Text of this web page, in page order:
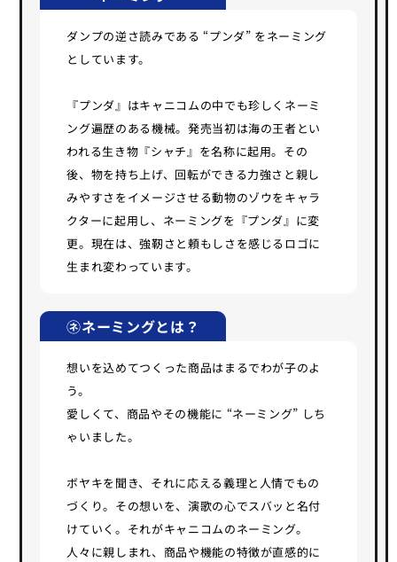
ダンプの逆さ読みである “プンダ” をネーミング
としています。
『プンダ』はキャニコムの中でも珍しくネーミ
ング遍歴のある機械。発売当初は海の王者とい
われる生き物『シャチ』を名称に起用。その
後、物を持ち上げ、回転ができる力強さと親し
みやすさをイメージさせる動物のゾウをキャラ
クターに起用し、ネーミングを『プンダ』に変
更。現在は、強靭さと頼もしさを感じるロゴに
生まれ変わっています。
㋧ネーミングとは？
想いを込めてつくった商品はまるでわが子のよ
う。
愛しくて、商品やその機能に “ネーミング” しち
ゃいました。
ボヤキを聞き、それに応える義理と人情でもの
づくり。その想いを、演歌の心でスバッと名付
けていく。それがキャニコムのネーミング。
人々に親しまれ、商品や機能の特徴が直感的に